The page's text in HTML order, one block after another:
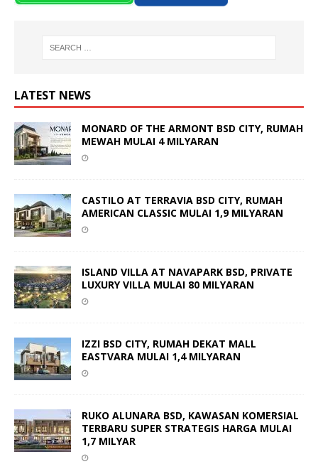
LATEST NEWS
MONARD OF THE ARMONT BSD CITY, RUMAH
MEWAH MULAI 4 MILYARAN
CASTILO AT TERRAVIA BSD CITY, RUMAH
AMERICAN CLASSIC MULAI 1,9 MILYARAN
ISLAND VILLA AT NAVAPARK BSD, PRIVATE
LUXURY VILLA MULAI 80 MILYARAN
IZZI BSD CITY, RUMAH DEKAT MALL
EASTVARA MULAI 1,4 MILYARAN
RUKO ALUNARA BSD, KAWASAN KOMERSIAL
TERBARU SUPER STRATEGIS HARGA MULAI
1,7 MILYAR